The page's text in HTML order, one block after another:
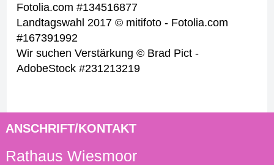
Fotolia.com #134516877
Landtagswahl 2017 © mitifoto - Fotolia.com
#167391992
Wir suchen Verstärkung © Brad Pict -
AdobeStock #231213219
ANSCHRIFT/KONTAKT
Rathaus Wiesmoor